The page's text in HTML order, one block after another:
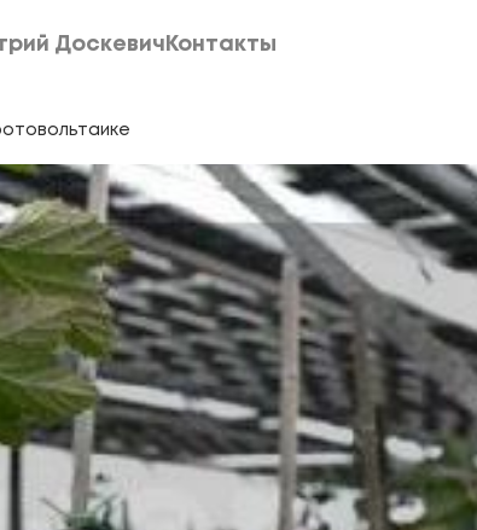
Доскевич Контакты